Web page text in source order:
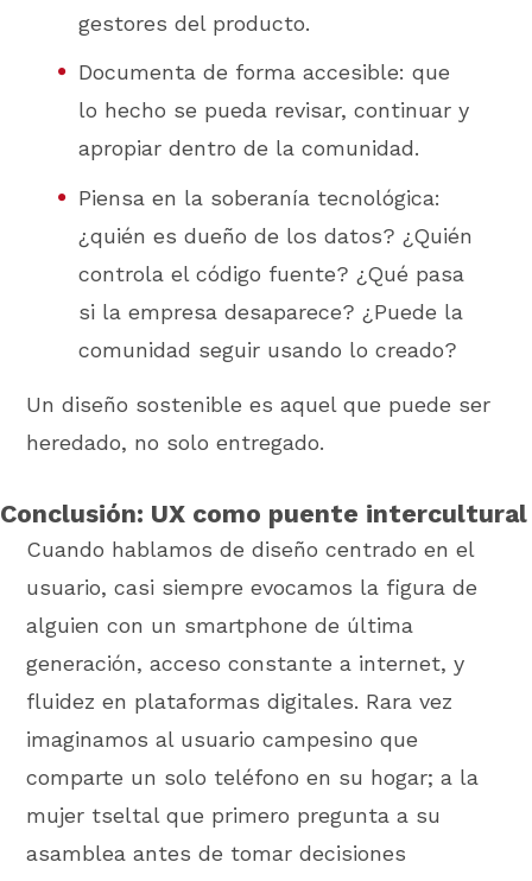
gestores del producto.
Documenta de forma accesible: que
lo hecho se pueda revisar, continuar y
apropiar dentro de la comunidad.
Piensa en la soberanía tecnológica:
¿quién es dueño de los datos? ¿Quién
controla el código fuente? ¿Qué pasa
si la empresa desaparece? ¿Puede la
comunidad seguir usando lo creado?
Un diseño sostenible es aquel que puede ser
heredado, no solo entregado.
Conclusión: UX como puente intercultural
Cuando hablamos de diseño centrado en el
usuario, casi siempre evocamos la figura de
alguien con un smartphone de última
generación, acceso constante a internet, y
fluidez en plataformas digitales. Rara vez
imaginamos al usuario campesino que
comparte un solo teléfono en su hogar; a la
mujer tseltal que primero pregunta a su
asamblea antes de tomar decisiones